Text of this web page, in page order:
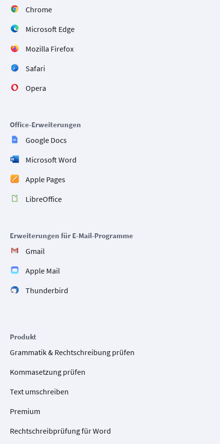
Chrome
Microsoft Edge
Mozilla Firefox
Safari
Opera
Office-Erweiterungen
Google Docs
Microsoft Word
Apple Pages
LibreOffice
Erweiterungen für E-Mail-Programme
Gmail
Apple Mail
Thunderbird
Produkt
Grammatik & Rechtschreibung prüfen
Kommasetzung prüfen
Text umschreiben
Premium
Rechtschreibprüfung für Word